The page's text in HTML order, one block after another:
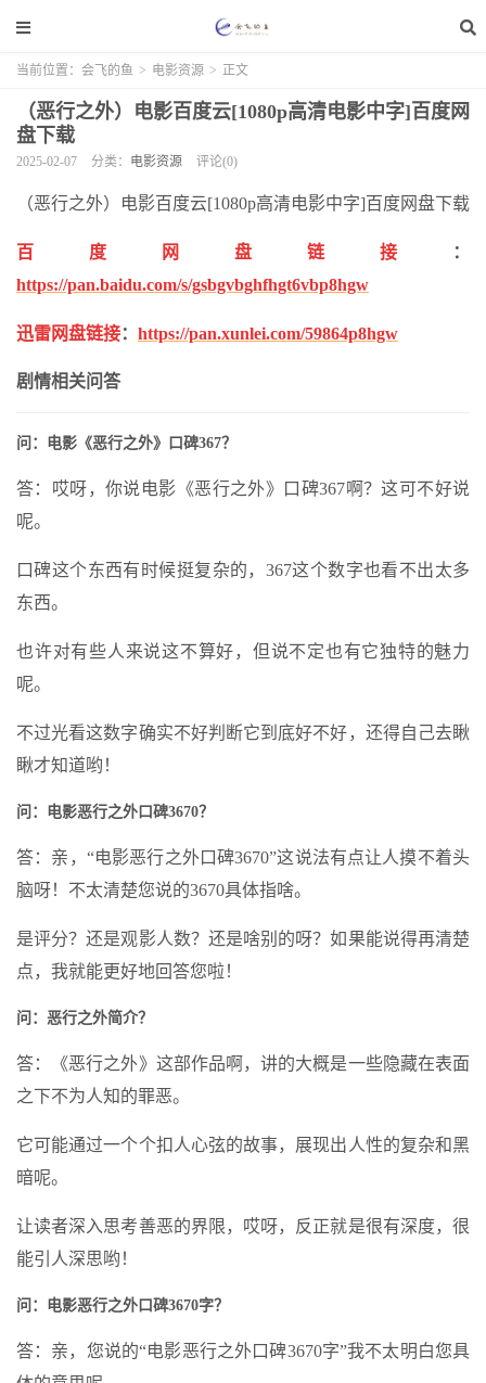
当前位置： 会飞的鱼 > 电影资源 > 正文
（恶行之外）电影百度云[1080p高清电影中字]百度网
盘下载
2025-02-07 分类： 电影资源 评论(0)
（恶行之外）电影百度云[1080p高清电影中字]百度网盘下载
百度网盘链接
：
https://pan.baidu.com/s/gsbgvbghfhgt6vbp8hgw
迅雷网盘链接： https://pan.xunlei.com/59864p8hgw
剧情相关问答
问：电影《恶行之外》口碑367？
答：哎呀，你说电影《恶行之外》口碑367啊？这可不好说
呢。
口碑这个东西有时候挺复杂的，367这个数字也看不出太多
东西。
也许对有些人来说这不算好，但说不定也有它独特的魅力
呢。
不过光看这数字确实不好判断它到底好不好，还得自己去瞅
瞅才知道哟！
问：电影恶行之外口碑3670？
答：亲，“电影恶行之外口碑3670”这说法有点让人摸不着头
脑呀！不太清楚您说的3670具体指啥。
是评分？还是观影人数？还是啥别的呀？如果能说得再清楚
点，我就能更好地回答您啦！
问：恶行之外简介？
答：《恶行之外》这部作品啊，讲的大概是一些隐藏在表面
之下不为人知的罪恶。
它可能通过一个个扣人心弦的故事，展现出人性的复杂和黑
暗呢。
让读者深入思考善恶的界限，哎呀，反正就是很有深度，很
能引人深思哟！
问：电影恶行之外口碑3670字？
答：亲，您说的“电影恶行之外口碑3670字”我不太明白您具